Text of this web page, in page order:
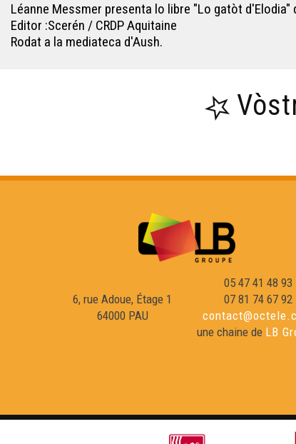
Léanne Messmer presenta lo libre "Lo gatòt
Editor :Scerén / CRDP Aquitaine
Rodat a la mediateca d'Aush.
6, rue Adoue, Étage 1
64000 PAU
05 47 41 48 93
07 81 74 67 92
une chaine de LB